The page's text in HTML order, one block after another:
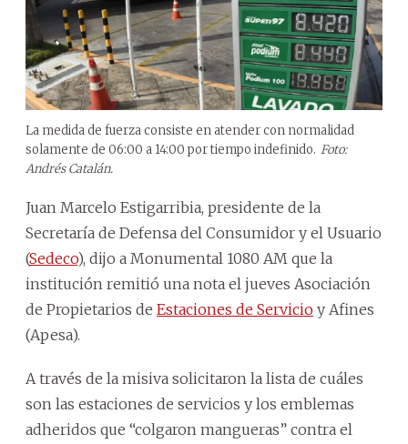
La medida de fuerza consiste en atender con normalidad
solamente de 06:00 a 14:00 por tiempo indefinido. Foto:
Andrés Catalán.
Juan Marcelo Estigarribia, presidente de la
Secretaría de Defensa del Consumidor y el Usuario
(Sedeco), dijo a Monumental 1080 AM que la
institución remitió una nota el jueves Asociación
de Propietarios de Estaciones de Servicio y Afines
(Apesa).
A través de la misiva solicitaron la lista de cuáles
son las estaciones de servicios y los emblemas
adheridos que “colgaron mangueras” contra el